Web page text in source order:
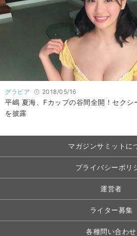
グラビア 2018/05/16
平嶋 夏海、Fカップの谷間全開！セクシ
を披露
マガジンサミットに
プライバシーポリ
運営者
ライター募集
各種問い合わせ